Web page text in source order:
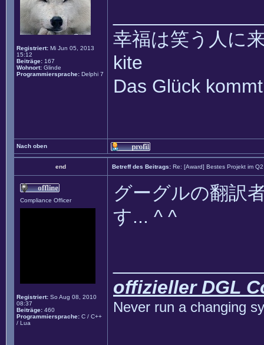
Registriert: Mi Jun 05, 2013
15:12
Beiträge: 167
Wohnort: Glinde
Programmiersprache: Delphi 7
幸福は笑う人に
kite
Das Glück
Nach oben
end Betreff des Beitrags: Re: [Award] Bestes Projekt im
Compliance Officer
Registriert: So Aug 08, 2010
08:37
Beiträge: 460
Programmiersprache: C / C++
/ Lua
グーグルの翻訳
す... ^ ^
offizieller DGL
Never run a changing